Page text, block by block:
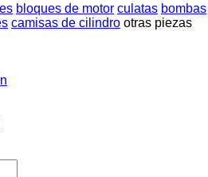
bloques de motor culatas bombas
camisas de cilindro otras piezas